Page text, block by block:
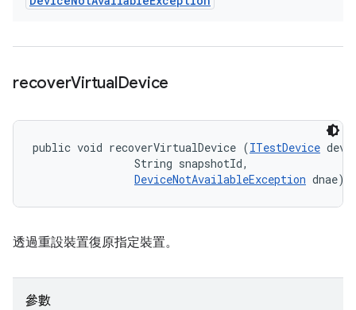
recoverVirtualDevice
public void recoverVirtualDevice (ITestDevice
                String snapshotId,
DeviceNotAvailableException dnae)
透過重設裝置復原指定裝置。
參數